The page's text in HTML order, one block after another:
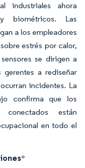
industriales ahora
biométricos. Las
a los empleadores
estrés por calor,
se dirigen a
a rediseñar
incidentes. La
confirma que los
están
en todo el
*